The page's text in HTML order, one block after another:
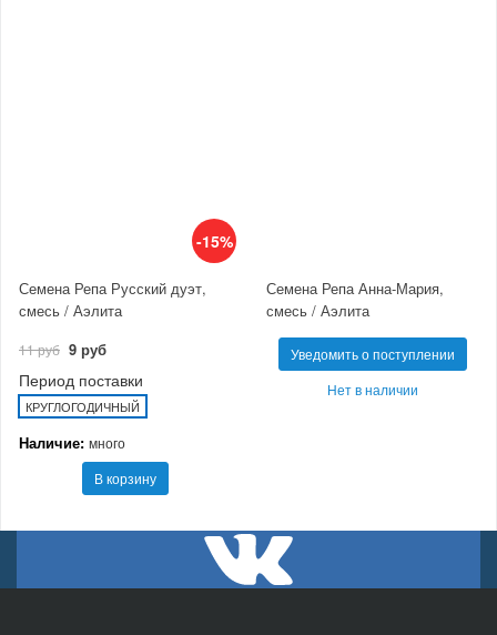
-15%
Семена Репа Русский дуэт,
смесь / Аэлита
11 руб 9 руб
Период поставки
КРУГЛОГОДИЧНЫЙ
Наличие: много
В корзину
Семена Репа Анна-Мария,
смесь / Аэлита
Уведомить о поступлении
Нет в наличии